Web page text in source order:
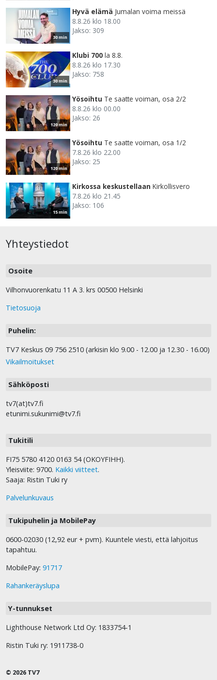
30 min
Hyvä elämä Jumalan voima meissä
8.8.26 klo 18.00
Jakso: 309
30 min
Klubi 700 la 8.8.
8.8.26 klo 17.30
Jakso: 758
120 min
Yösoihtu Te saatte voiman, osa 2/2
8.8.26 klo 00.00
Jakso: 26
120 min
Yösoihtu Te saatte voiman, osa 1/2
7.8.26 klo 22.00
Jakso: 25
15 min
Kirkossa keskustellaan Kirkollisvero
7.8.26 klo 21.45
Jakso: 106
Yhteystiedot
Osoite
Vilhonvuorenkatu 11 A 3. krs 00500 Helsinki
Tietosuoja
Puhelin:
TV7 Keskus 09 756 2510 (arkisin klo 9.00 - 12.00 ja 12.30 - 16.00)
Vikailmoitukset
Sähköposti
tv7(at)tv7.fi
etunimi.sukunimi@tv7.fi
Tukitili
FI75 5780 4120 0163 54 (OKOYFIHH).
Yleisviite: 9700. Kaikki viitteet.
Saaja: Ristin Tuki ry
Palvelunkuvaus
Tukipuhelin ja MobilePay
0600-02030 (12,92 eur + pvm). Kuuntele viesti, että lahjoitus
tapahtuu.
MobilePay: 91717
Rahankeräyslupa
Y-tunnukset
Lighthouse Network Ltd Oy: 1833754-1
Ristin Tuki ry: 1911738-0
© 2026 TV7